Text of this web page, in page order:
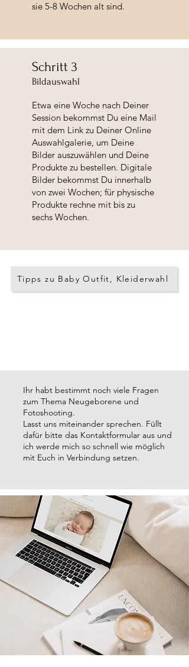
sie 5-8 Wochen alt sind.
Schritt 3
Bildauswahl
Etwa eine Woche nach Deiner
Session bekommst Du eine Mail
mit dem Link zu Deiner Online
Auswahlgalerie, um Deine
Bilder auszuwählen und Deine
Produkte zu bestellen. Digitale
Bilder bekommst Du innerhalb
von zwei Wochen; für physische
Produkte rechne mit bis zu
sechs Wochen.
Tipps zu Baby Outfit, Kleiderwahl
Ihr habt bestimmt noch viele Fragen
zum Thema Neugeborene und
Fotoshooting.
Lasst uns miteinander sprechen. Füllt
dafür bitte das Kontaktformular aus und
ich werde mich so schnell wie möglich
mit Euch in Verbindung setzen.